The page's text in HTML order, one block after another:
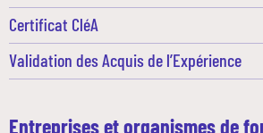
Certificat CléA
Validation des Acquis de l’Expérience
Entreprises et organismes de